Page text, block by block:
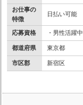
お仕事の
特徴
日払い可能
応募資格 ・男性活躍
都道府県 東京都
市区郡 新宿区